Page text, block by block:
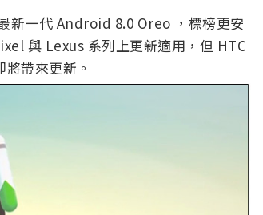
新一代 Android 8.0 Oreo ，標榜更安
與 Lexus 系列上更新適用，但 HTC
帶來更新。